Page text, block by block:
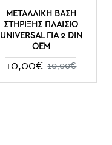
ΜΕΤΑΛΛΙΚΉ ΒΆΣΗ
ΣΤΉΡΙΞΗΣ ΠΛΑΊΣΙΟ
UNIVERSAL ΓΙΑ 2 DIN
ΟΕΜ
10,00€ 10,00€